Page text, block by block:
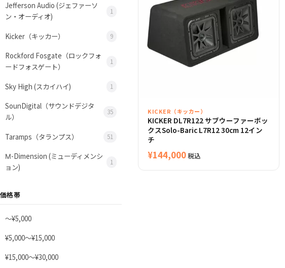
Jefferson Audio (ジェファーソ
ン・オーディオ)
1
Kicker（キッカー） 9
Rockford Fosgate（ロックフォ
ードフォスゲート）
1
Sky High (スカイハイ) 1
SounDigital（サウンドデジタ
ル）
35
Taramps（タランプス） 51
Μ-Dimension (ミューディメンシ
ョン)
1
価格帯
〜¥5,000
¥5,000〜¥15,000
¥15,000〜¥30,000
KICKER（キッカー）
KICKER DL7R122 サブウーファーボッ
クスSolo-Baric L7R12 30cm 12イン
チ
¥144,000税込